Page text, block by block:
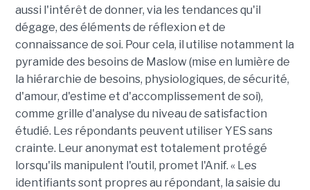
aussi l'intérêt de donner, via les tendances qu'il
dégage, des éléments de réflexion et de
connaissance de soi. Pour cela, il utilise notamment la
pyramide des besoins de Maslow (mise en lumière de
la hiérarchie de besoins, physiologiques, de sécurité,
d'amour, d'estime et d'accomplissement de soi),
comme grille d'analyse du niveau de satisfaction
étudié. Les répondants peuvent utiliser YES sans
crainte. Leur anonymat est totalement protégé
lorsqu'ils manipulent l'outil, promet l'Anif. « Les
identifiants sont propres au répondant, la saisie du